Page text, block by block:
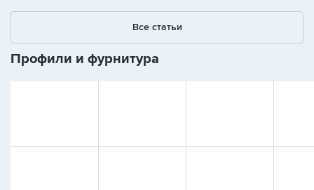
Все статьи
Профили и фурнитура